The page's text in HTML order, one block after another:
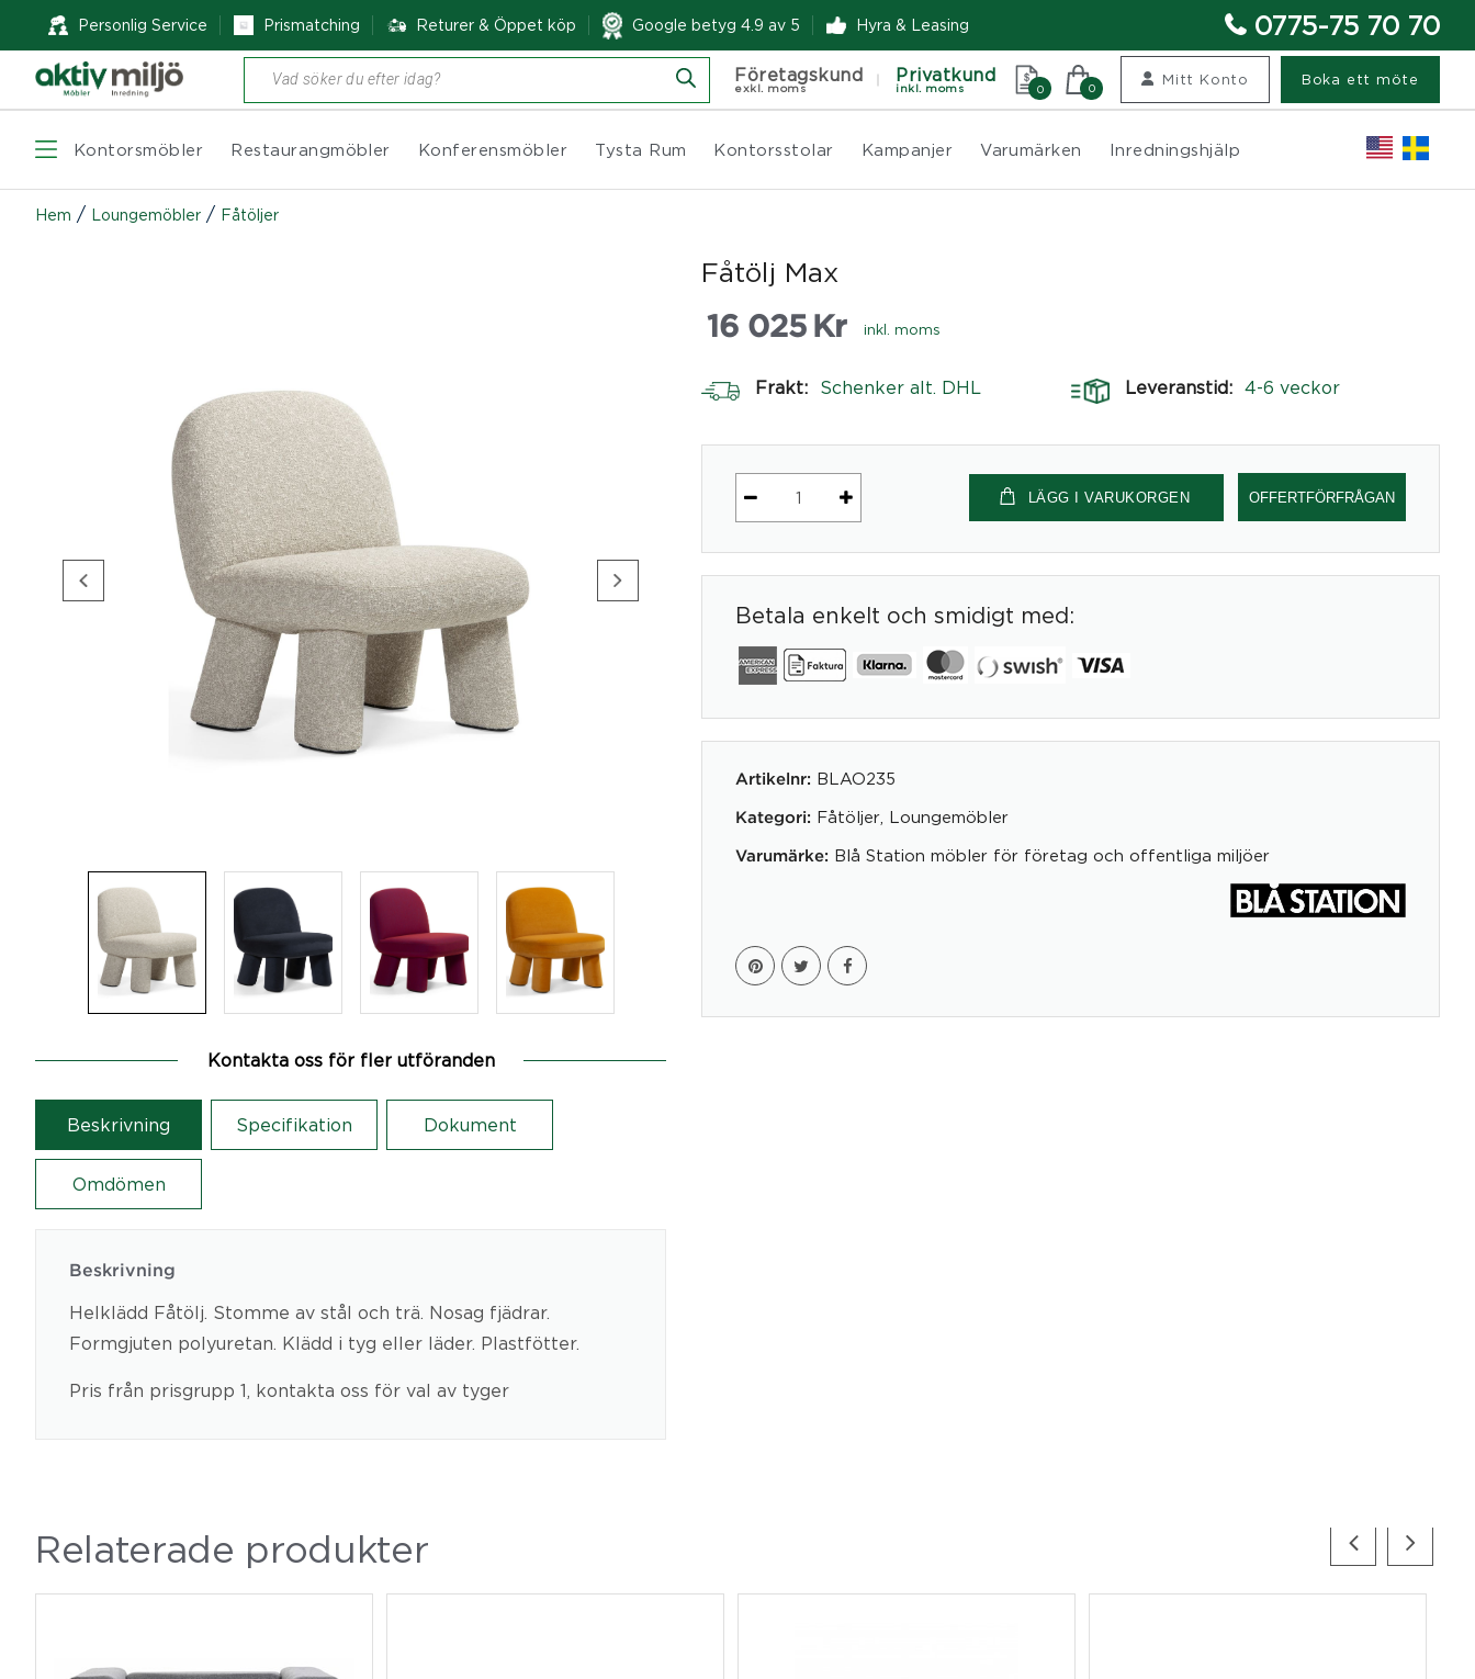
Personlig Service Prismatching Returer & Öppet köp Google betyg 4.9 av 5 Hyra & Leasing 0775-75 70 70
Produktsökning Företagskund
exkl. moms
Privatkund
inkl. moms 0 0
Mitt Konto Boka ett möte
Kontorsmöbler Restaurangmöbler Konferensmöbler Tysta Rum Kontorsstolar Kampanjer Varumärken Inredningshjälp
Hem / Loungemöbler / Fåtöljer
Kontakta oss för fler utföranden
Beskrivning Specifikation Dokument
Omdömen
Beskrivning
Helklädd Fåtölj. Stomme av stål och trä. Nosag fjädrar.
Formgjuten polyuretan. Klädd i tyg eller läder. Plastfötter.
Pris från prisgrupp 1, kontakta oss för val av tyger
Fåtölj Max
16 025 Kr inkl. moms
Frakt: Schenker alt. DHL Leveranstid: 4-6 veckor
LÄGG I VARUKORGEN OFFERTFÖRFRÅGAN
Betala enkelt och smidigt med:
Artikelnr: BLAO235
Kategori: Fåtöljer Loungemöbler
Varumärke: Blå Station möbler för företag och offentliga miljöer
Relaterade produkter